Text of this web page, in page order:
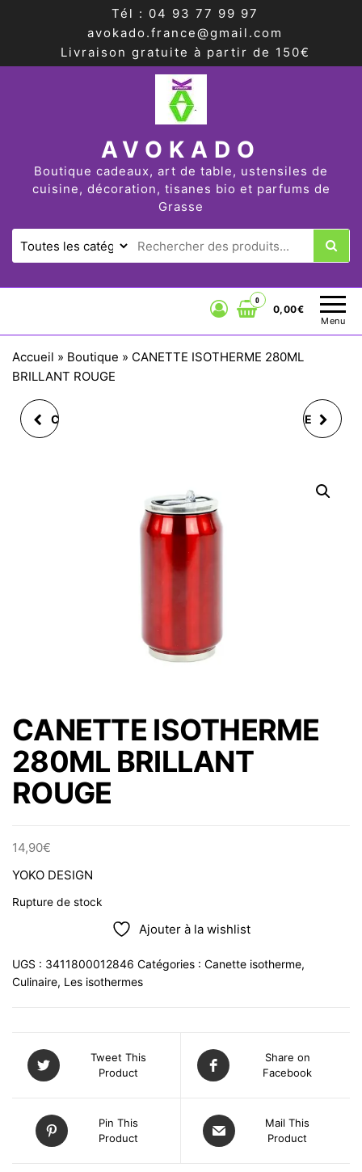
Tél : 04 93 77 99 97
avokado.france@gmail.com
Livraison gratuite à partir de 150€
AVOKADO
Boutique cadeaux, art de table, ustensiles de
cuisine, décoration, tisanes bio et parfums de
Grasse
Menu
0
0,00€
Accueil » Boutique » CANETTE ISOTHERME 280ML
BRILLANT ROUGE
CANETTE ISOTHERME
/7672B TURQUOISE
CANETTE ISOTHERME
VIOLINE
CANETTE ISOTHERME
280ML BRILLANT
ROUGE
14,90€
YOKO DESIGN
Rupture de stock
Ajouter à la wishlist
UGS : 3411800012846 Catégories : Canette isotherme,
Culinaire, Les isothermes
Tweet This
Product
Share on
Facebook
Pin This
Product
Mail This
Product